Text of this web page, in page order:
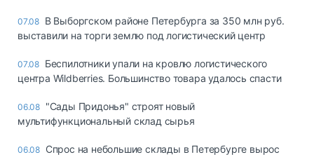
07.08 В Выборгском районе Петербурга за 350 млн руб.
выставили на торги землю под логистический центр
07.08 Беспилотники упали на кровлю логистического
центра Wildberries. Большинство товара удалось спасти
06.08 "Сады Придонья" строят новый
мультифункциональный склад сырья
06.08 Спрос на небольшие склады в Петербурге вырос